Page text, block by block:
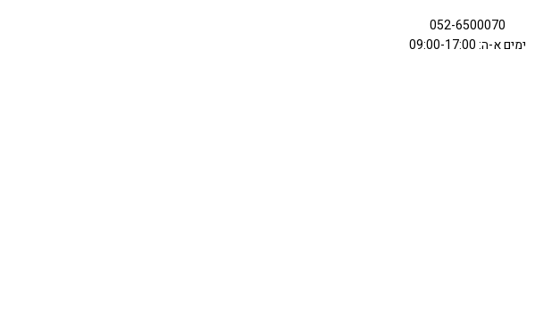
052-6500070
ימים א-ה: 09:00-17:00